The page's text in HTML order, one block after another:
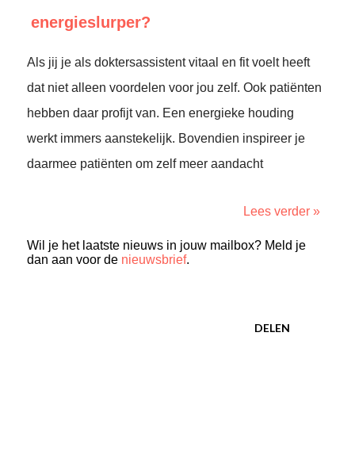
energieslurper?
Als jij je als doktersassistent vitaal en fit voelt heeft
dat niet alleen voordelen voor jou zelf. Ook patiënten
hebben daar profijt van. Een energieke houding
werkt immers aanstekelijk. Bovendien inspireer je
daarmee patiënten om zelf meer aandacht
Lees verder »
Wil je het laatste nieuws in jouw mailbox? Meld je
dan aan voor de nieuwsbrief.
DELEN